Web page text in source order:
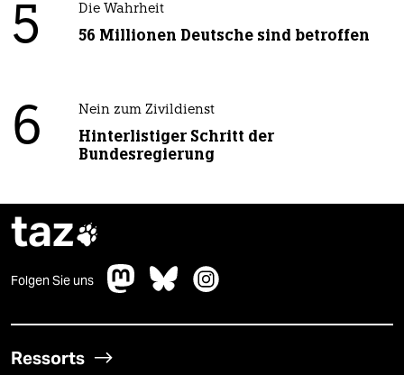
5 Die Wahrheit
56 Millionen Deutsche sind betroffen
6 Nein zum Zivildienst
Hinterlistiger Schritt der
Bundesregierung
taz
Folgen Sie uns
Ressorts